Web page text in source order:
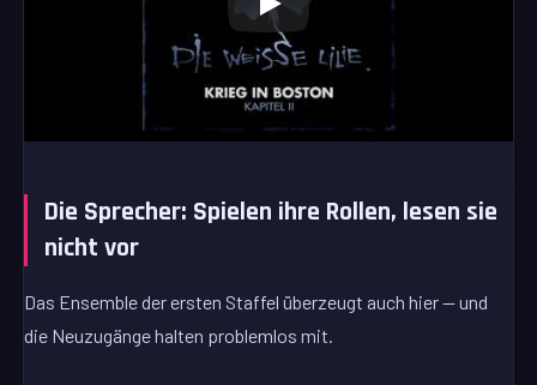
Die Sprecher: Spielen ihre Rollen, lesen sie
nicht vor
Das Ensemble der ersten Staffel überzeugt auch hier — und
die Neuzugänge halten problemlos mit.